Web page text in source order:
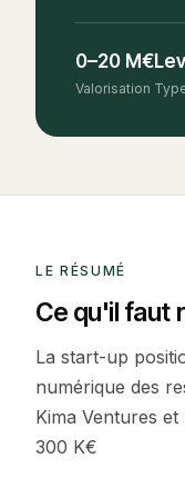
0–20 M€
Valorisation
LE RÉSUMÉ
Ce qu'il faut
La start-up
numérique des
Kima Ventures
300 K€